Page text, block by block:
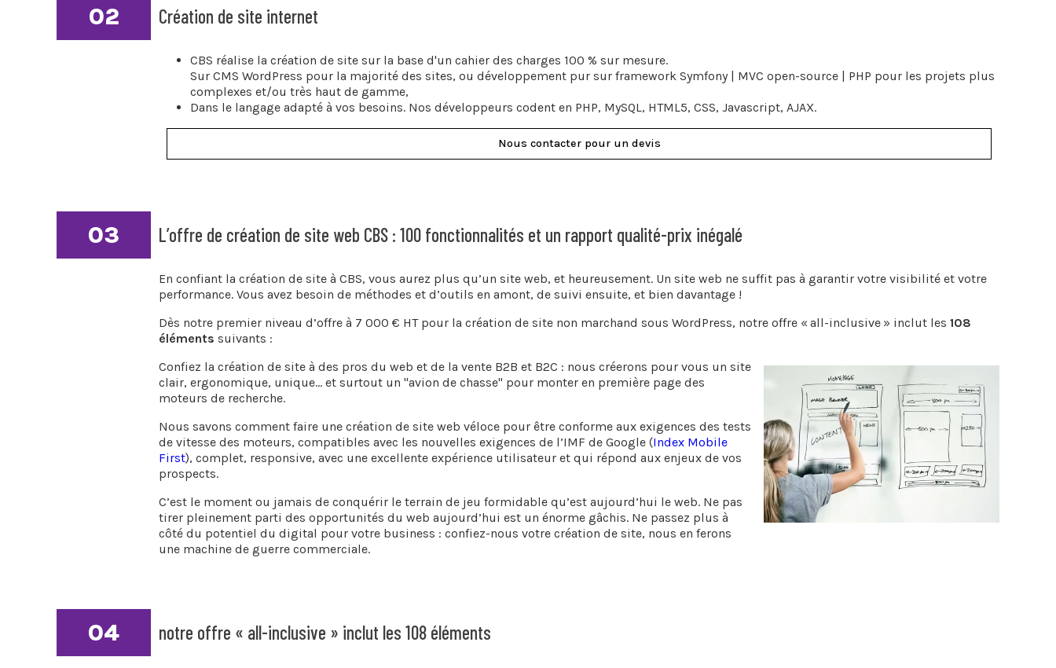
02 Création de site internet
CBS réalise la création de site sur la base d'un cahier des charges 100 % sur mesure.
Sur CMS WordPress pour la majorité des sites, ou développement pur sur framework Symfony | MVC open-source | PHP pour les projets plus
complexes et/ou très haut de gamme,
Dans le langage adapté à vos besoins. Nos développeurs codent en PHP, MySQL, HTML5, CSS, Javascript, AJAX.
Nous contacter pour un devis
03 L’offre de création de site web CBS : 100 fonctionnalités et un rapport qualité-prix inégalé
En confiant la création de site à CBS, vous aurez plus qu’un site web, et heureusement. Un site web ne suffit pas à garantir votre visibilité et votre
performance. Vous avez besoin de méthodes et d’outils en amont, de suivi ensuite, et bien davantage !
Dès notre premier niveau d’offre à 7 000 € HT pour la création de site non marchand sous WordPress, notre offre « all-inclusive » inclut les 108
éléments suivants :
Confiez la création de site à des pros du web et de la vente B2B et B2C : nous créerons pour vous un site
clair, ergonomique, unique… et surtout un "avion de chasse" pour monter en première page des
moteurs de recherche.
Nous savons comment faire une création de site web véloce pour être conforme aux exigences des tests
de vitesse des moteurs, compatibles avec les nouvelles exigences de l’IMF de Google (Index Mobile
First), complet, responsive, avec une excellente expérience utilisateur et qui répond aux enjeux de vos
prospects.
C’est le moment ou jamais de conquérir le terrain de jeu formidable qu’est aujourd’hui le web. Ne pas
tirer pleinement parti des opportunités du web aujourd’hui est un énorme gâchis. Ne passez plus à
côté du potentiel du digital pour votre business : confiez-nous votre création de site, nous en ferons
une machine de guerre commerciale.
04 notre offre « all-inclusive » inclut les 108 éléments